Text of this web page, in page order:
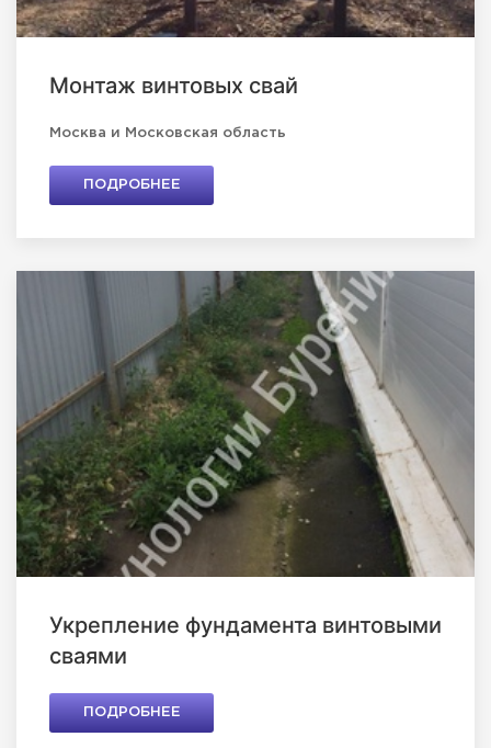
Монтаж винтовых свай
Москва и Московская область
ПОДРОБНЕЕ
Укрепление фундамента винтовыми
сваями
ПОДРОБНЕЕ